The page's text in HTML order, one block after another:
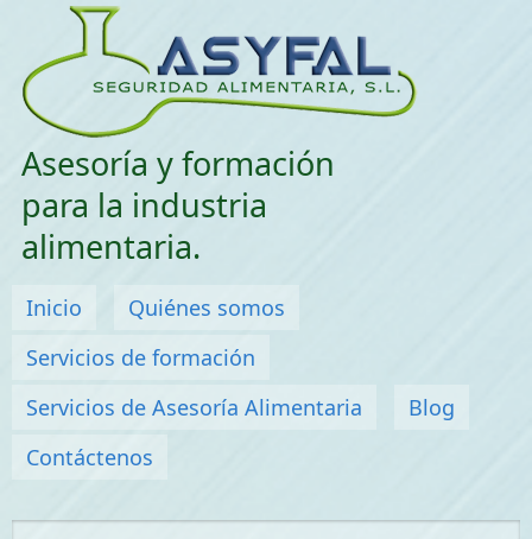
Asesoría y formación
para la industria
alimentaria.
Menú principal
Inicio
Quiénes somos
Servicios de formación
Servicios de Asesoría Alimentaria
Blog
Contáctenos